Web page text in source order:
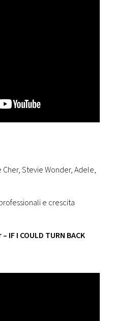
Stevie Wonder, Adele,
e crescita
IF I COULD TURN BACK